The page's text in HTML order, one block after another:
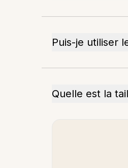
Puis-je utiliser
Quelle est la